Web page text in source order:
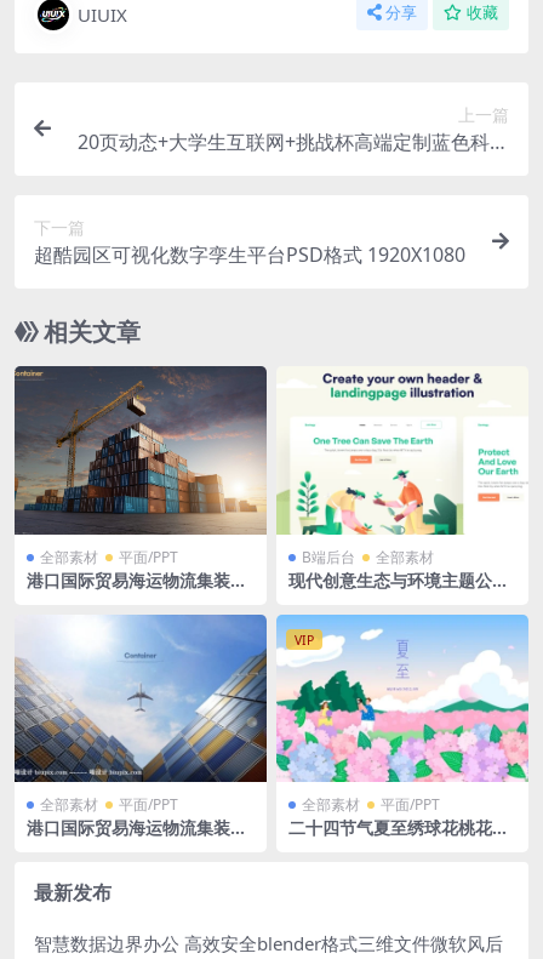
UIUIX 分享 收藏
上一篇
20页动态+大学生互联网+挑战杯高端定制蓝色科技
下一篇
超酷园区可视化数字孪生平台PSD格式 1920X1080
相关文章
全部素材 平面/PPT
港口国际贸易海运物流集装箱
B端后台 全部素材
现代创意生态与环境主题公共
0页
全部素材 平面/PPT
港口国际贸易海运物流集装箱
VIP
全部素材 平面/PPT
二十四节气夏至绣球花桃花花
最新发布
智慧数据边界办公 高效安全blender格式三维文件微软风后